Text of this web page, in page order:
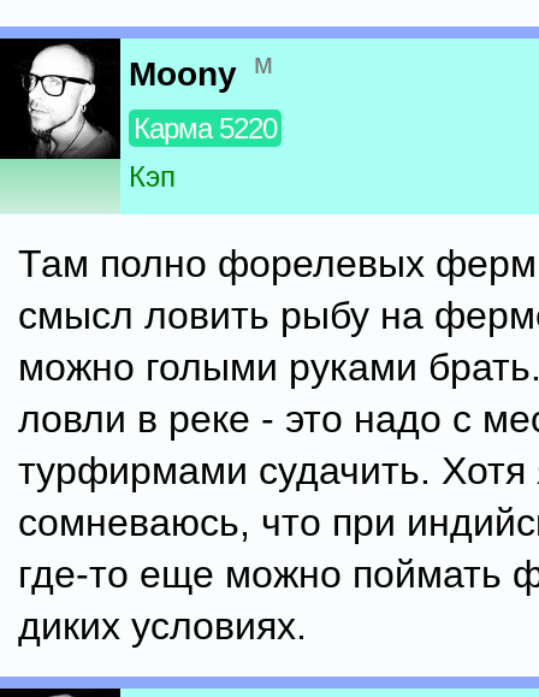
Moony м
Карма 5220
Кэп
Там полно форелевых
смысл ловить рыбу на
можно голыми руками
ловли в реке - это надо с
турфирмами судачить. Хотя
сомневаюсь, что при
где-то еще можно поймать
диких условиях.